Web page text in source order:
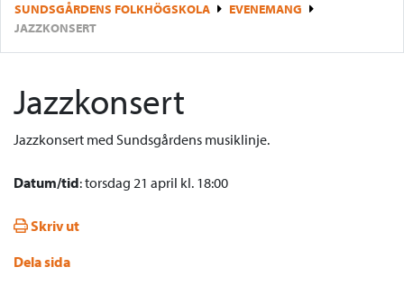
SUNDSGÅRDENS FOLKHÖGSKOLA
EVENEMANG
JAZZKONSERT
Jazzkonsert
Jazzkonsert med Sundsgårdens musiklinje.
Datum/tid: torsdag 21 april kl. 18:00
Skriv ut
Dela sida